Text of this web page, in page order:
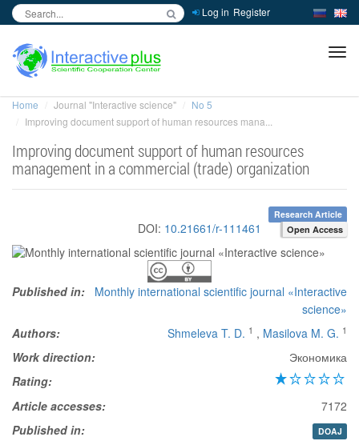
Log in Register
Home Journal "Interactive science"
No 5
Improving document support of human resources mana...
Improving document support of human resources
management in a commercial (trade) organization
Research Article
DOI: 10.21661/r-111461 Open Access
Published in:
Monthly international scientific journal «Interactive
science»
Authors:
Shmeleva T. D. 1 , Masilova M. G. 1
Work direction:
Экономика
Rating:
Article accesses:
7172
Published in:
DOAJ